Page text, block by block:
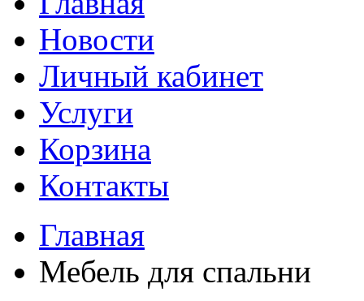
Новости
Личный кабинет
Услуги
Корзина
Контакты
Главная
Мебель для спальни